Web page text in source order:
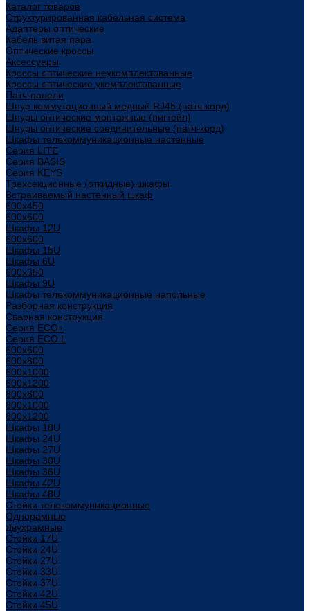
Каталог товаров
Структурированная кабельная система
Адаптеры оптические
Кабель витая пара
Оптические кроссы
Аксессуары
Кроссы оптические неукомплектованные
Кроссы оптические укомплектованные
Патч-панели
Шнур коммутационный медный RJ45 (патч-корд)
Шнуры оптические монтажные (пигтейл)
Шнуры оптические соединительные (патч-корд)
Шкафы телекоммуникационные настенные
Cерия LITE
Cерия BASIS
Cерия KEYS
Трехсекционные (откидные) шкафы
Встраиваемый настенный шкаф
600x450
600x600
Шкафы 12U
600x600
Шкафы 15U
Шкафы 6U
600x350
Шкафы 9U
Шкафы телекоммуникационные напольные
Разборная конструкция
Сварная конструкция
Серия ECO+
Серия ECO L
600x600
600x800
600х1000
600х1200
800x800
800х1000
800х1200
Шкафы 18U
Шкафы 24U
Шкафы 27U
Шкафы 30U
Шкафы 36U
Шкафы 42U
Шкафы 48U
Стойки телекоммуникационные
Однорамные
Двухрамные
Стойки 17U
Стойки 24U
Стойки 27U
Стойки 33U
Стойки 37U
Стойки 42U
Стойки 45U